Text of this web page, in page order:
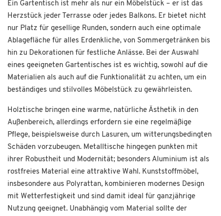
Ein Gartentisch ist mehr als nur ein Möbelstück – er ist das
Herzstück jeder Terrasse oder jedes Balkons. Er bietet nicht
nur Platz für gesellige Runden, sondern auch eine optimale
Ablagefläche für alles Erdenkliche, von Sommergetränken bis
hin zu Dekorationen für festliche Anlässe. Bei der Auswahl
eines geeigneten Gartentisches ist es wichtig, sowohl auf die
Materialien als auch auf die Funktionalität zu achten, um ein
beständiges und stilvolles Möbelstück zu gewährleisten.
Holztische bringen eine warme, natürliche Ästhetik in den
Außenbereich, allerdings erfordern sie eine regelmäßige
Pflege, beispielsweise durch Lasuren, um witterungsbedingten
Schäden vorzubeugen. Metalltische hingegen punkten mit
ihrer Robustheit und Modernität; besonders Aluminium ist als
rostfreies Material eine attraktive Wahl. Kunststoffmöbel,
insbesondere aus Polyrattan, kombinieren modernes Design
mit Wetterfestigkeit und sind damit ideal für ganzjährige
Nutzung geeignet. Unabhängig vom Material sollte der